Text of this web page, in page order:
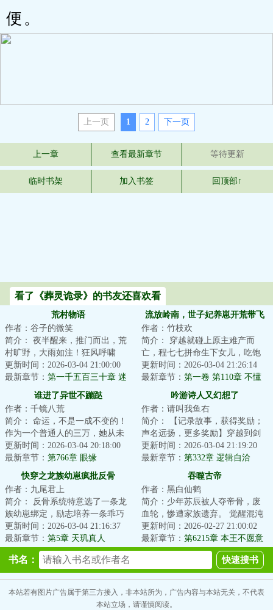
便。
上一页 1 2 下一页
上一章 查看最新章节 等待更新
临时书架 加入书签 回顶部↑
看了《葬灵诡录》的书友还喜欢看
荒村物语
作者：谷子的微笑
简介： 夜半醒来，推门而出，荒
村旷野，大雨如注！狂风呼啸
中，忽然听见有人喊自己，四顾
一看，夜...
更新时间：2026-03-04 21:00:00
最新章节： 第一千五百三十章 迷
失在虚幻中的女人
流放岭南，世子妃养崽开荒带飞
作者：竹枝欢
简介： 穿越就碰上原主难产而
亡，程七七拼命生下女儿，吃饱
穿暖在侯府躺平三年，谁知碰上
抄家流放...
更新时间：2026-03-04 21:26:14
最新章节： 第一卷 第110章 不懂
就别说话
谁进了异世不蹦跶
作者：千镜八荒
简介： 命运，不是一成不变的！
作为一个普通人的三万，她从未
想过，有一天她会因为和一只乌
龟对话...
更新时间：2026-03-04 20:18:00
最新章节： 第766章 眼缘
吟游诗人又幻想了
作者：请叫我鱼右
简介： 【记录故事，获得奖励；
声名远扬，更多奖励】穿越到剑
与魔法世界的唐奇，发现只要在
【日志...
更新时间：2026-03-04 21:19:20
最新章节： 第332章 逻辑自洽
快穿之龙族幼崽疯批反骨
作者：九尾君上
简介： 反骨系统特意选了一条龙
族幼崽绑定，励志培养一条乖巧
听话的小棉袄，为祂疯，为祂
狂，为祂...
更新时间：2026-03-04 21:16:37
最新章节： 第5章 天玑真人
吞噬古帝
作者：黑白仙鹤
简介：少年苏辰被人夺帝骨，废
血轮，惨遭家族遗弃。 觉醒混沌
体，开启混沌吞噬塔，以混沌杀
戮重聚血轮，...
更新时间：2026-02-27 21:00:02
最新章节： 第6215章 本王不愿意
随意滥杀无辜
书名：
本站若有图片广告属于第三方接入，非本站所为，广告内容与本站无关，不代表
本站立场，请谨慎阅读。